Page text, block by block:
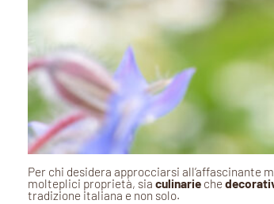
Per chi desidera approcciarsi all’affascinante
molteplici proprietà, sia culinarieche
tradizione italiana e non solo.